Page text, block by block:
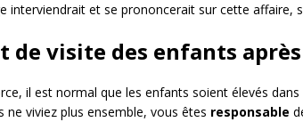
interviendrait et se prononcerait sur cette affaire,
de visite des enfants
il est normal que les enfants soient élevés dans
ne viviez plus ensemble, vous êtes responsable